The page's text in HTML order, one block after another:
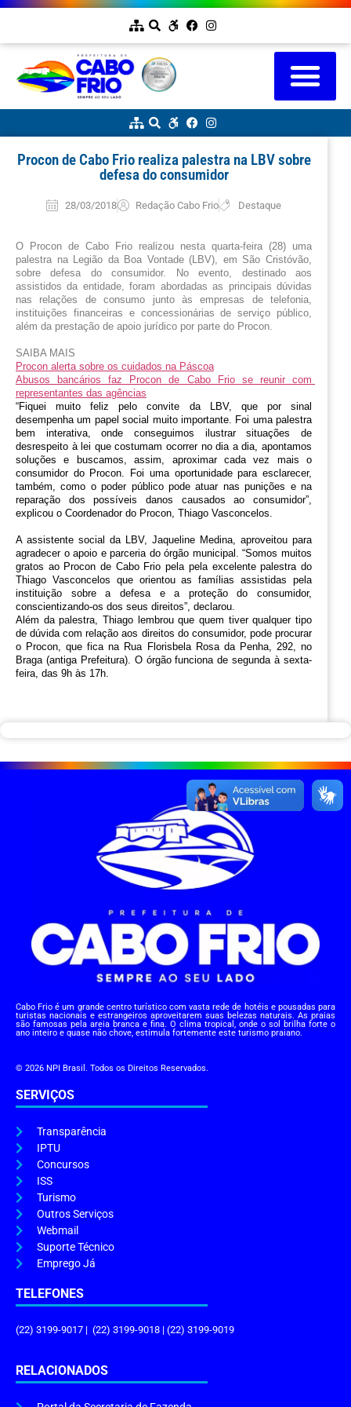
Procon de Cabo Frio realiza palestra na LBV sobre
defesa do consumidor
28/03/2018 Redação Cabo Frio Destaque
O Procon de Cabo Frio realizou nesta quarta-feira (28) uma
palestra na
Legião da Boa Vontade (LBV), em São Cristóvão,
sobre defesa do consumidor. No evento, destinado aos
assistidos da entidade, foram abordadas as principais dúvidas
nas relações de consumo junto às empresas de telefonia,
instituições financeiras e concessionárias de serviço público,
além da prestação de apoio jurídico por parte do Procon.
SAIBA MAIS
Procon alerta sobre os cuidados na Páscoa
Abusos bancários faz Procon de Cabo Frio se reunir com
representantes das agências
“Fiquei muito feliz pelo convite da LBV, que por sinal
desempenha um papel social muito importante. Foi uma palestra
bem interativa, onde conseguimos ilustrar situações de
desrespeito à lei que costumam ocorrer no dia a dia, apontamos
soluções e buscamos, assim, aproximar cada vez mais o
consumidor do Procon. Foi uma oportunidade para esclarecer,
também, como o poder público pode atuar nas punições e na
reparação dos possíveis danos causados ao consumidor”,
explicou o Coordenador do Procon, Thiago Vasconcelos.
A assistente social da LBV, Jaqueline Medina, aproveitou para
agradecer o apoio e parceria do órgão municipal. “Somos muitos
gratos ao Procon de Cabo Frio pela pela excelente palestra do
Thiago Vasconcelos que orientou as famílias assistidas pela
instituição sobre a defesa e a proteção do consumidor,
conscientizando-os dos seus direitos”, declarou.
Além da palestra, Thiago lembrou que quem tiver qualquer tipo
de dúvida com relação aos direitos do consumidor, pode procurar
o Procon, que fica na Rua Florisbela Rosa da Penha, 292, no
Braga (antiga Prefeitura). O órgão funciona de segunda à sexta-
feira, das 9h às 17h.
Cabo Frio é um grande centro turístico com vasta rede de hotéis e pousadas para
turistas nacionais e estrangeiros aproveitarem suas belezas naturais. As praias
são famosas pela areia branca e fina. O clima tropical, onde o sol brilha forte o
ano inteiro e quase não chove, estimula fortemente este turismo praiano.
© 2026 NPI Brasil. Todos os Direitos Reservados.
SERVIÇOS
Transparência
IPTU
Concursos
ISS
Turismo
Outros Serviços
Webmail
Suporte Técnico
Emprego Já
TELEFONES
(22) 3199-9017 | (22) 3199-9018 | (22) 3199-9019
RELACIONADOS